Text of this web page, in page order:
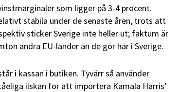
som ligger på 3-4 procent.
stabila under de senaste åren, trots att
sticker Sverige inte heller ut; faktum är
andra EU-länder än de gör här i Sverige.
i kassan i butiken. Tyvärr så använder
ilskan för att importera Kamala Harris’